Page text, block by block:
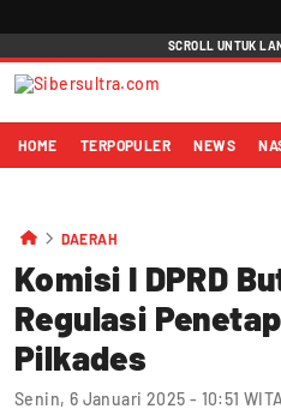
HOME TERPOPULER NEWS
DAERAH
Komisi I DPRD
Regulasi
Pilkades
Senin, 6 Januari 2025 - 10:51 WITA